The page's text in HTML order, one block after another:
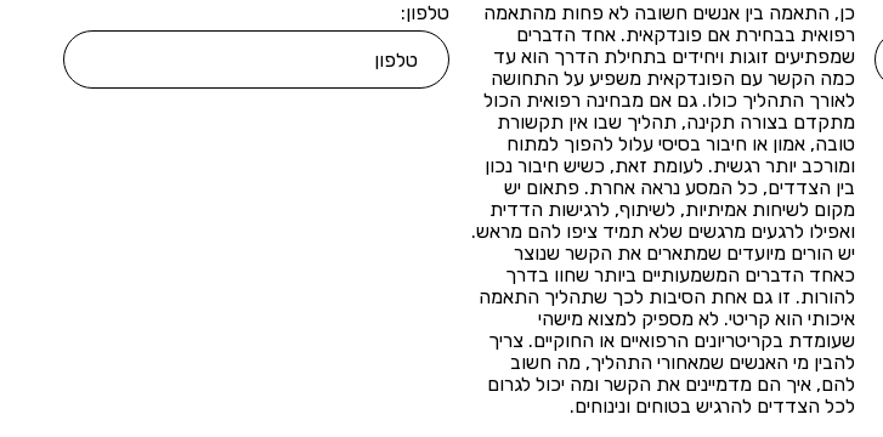
כן, התאמה בין אנשים חשובה לא פחות מהתאמה
רפואית בבחירת אם פונדקאית. אחד הדברים
שמפתיעים זוגות ויחידים בתחילת הדרך הוא עד
כמה הקשר עם הפונדקאית משפיע על התחושה
לאורך התהליך כולו. גם אם מבחינה רפואית הכול
מתקדם בצורה תקינה, תהליך שבו אין תקשורת
טובה, אמון או חיבור בסיסי עלול להפוך למתוח
ומורכב יותר רגשית. לעומת זאת, כשיש חיבור נכון
בין הצדדים, כל המסע נראה אחרת. פתאום יש
מקום לשיחות אמיתיות, לשיתוף, לרגישות הדדית
ואפילו לרגעים מרגשים שלא תמיד ציפו להם מראש.
יש הורים מיועדים שמתארים את הקשר שנוצר
כאחד הדברים המשמעותיים ביותר שחוו בדרך
להורות. זו גם אחת הסיבות לכך שתהליך התאמה
איכותי הוא קריטי. לא מספיק למצוא מישהי
שעומדת בקריטריונים הרפואיים או החוקיים. צריך
להבין מי האנשים שמאחורי התהליך, מה חשוב
להם, איך הם מדמיינים את הקשר ומה יכול לגרום
לכל הצדדים להרגיש בטוחים ונינוחים.
טלפון: